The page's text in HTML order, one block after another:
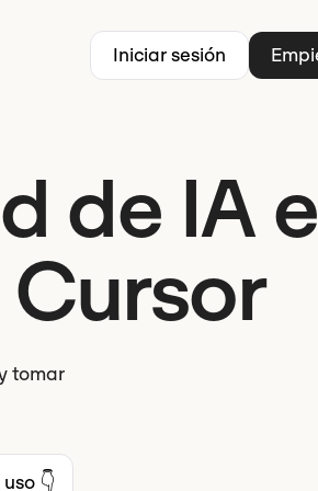
Iniciar sesión
de IA
tomar
👇